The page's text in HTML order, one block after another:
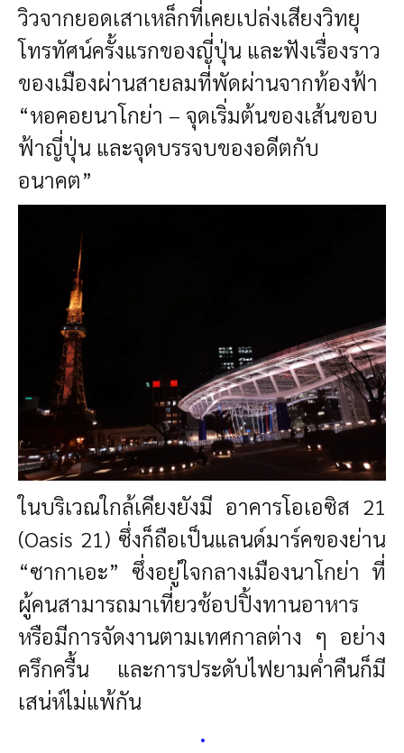
วิวจากยอดเสาเหล็กที่เคยเปล่งเสียงวิทยุ
โทรทัศน์ครั้งแรกของญี่ปุ่น และฟังเรื่องราว
ของเมืองผ่านสายลมที่พัดผ่านจากท้องฟ้า
“หอคอยนาโกย่า – จุดเริ่มต้นของเส้นขอบ
ฟ้าญี่ปุ่น และจุดบรรจบของอดีตกับ
อนาคต”
ในบริเวณใกล้เคียงยังมี อาคารโอเอซิส 21
(Oasis 21) ซึ่งก็ถือเป็นแลนด์มาร์คของย่าน
“ซากาเอะ” ซึ่งอยู่ใจกลางเมืองนาโกย่า ที่
ผู้คนสามารถมาเที่ยวช้อปปิ้งทานอาหาร
หรือมีการจัดงานตามเทศกาลต่าง ๆ อย่าง
ครึกครื้น และการประดับไฟยามค่ำคืนก็มี
เสน่ห์ไม่แพ้กัน
.